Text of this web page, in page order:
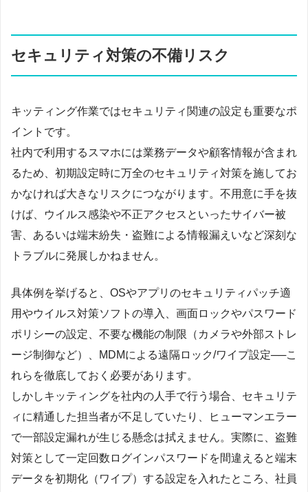
セキュリティ対策の不備リスク
キッティング作業ではセキュリティ関連の設定も重要なポ
イントです。
社内で利用するスマホには業務データや顧客情報が含まれ
るため、初期設定時に万全のセキュリティ対策を施してお
かなければ大きなリスクにつながります。不用意に手を抜
けば、ウイルス感染や不正アクセスといったサイバー被
害、あるいは端末紛失・盗難による情報漏えいなど深刻な
トラブルに発展しかねません。
具体例を挙げると、OSやアプリのセキュリティパッチ適
用やウイルス対策ソフトの導入、画面ロックやパスワード
ポリシーの設定、不要な機能の制限（カメラや外部ストレ
ージ制御など）、MDMによる遠隔ロック/ワイプ設定──こ
れらを徹底しておく必要があります。
しかしキッティングを社内の人手で行う場合、セキュリテ
ィに精通した担当者が不足していたり、ヒューマンエラー
で一部設定漏れが生じる懸念は拭えません。実際に、盗難
対策として一定回数ログインパスワードを間違えると端末
データを初期化（ワイプ）する設定を入れたところ、社員